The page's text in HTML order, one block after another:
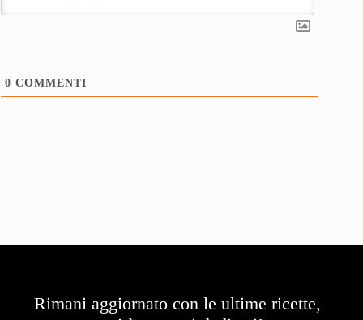
0 COMMENTI
Rimani aggiornato con le ultime ricette,